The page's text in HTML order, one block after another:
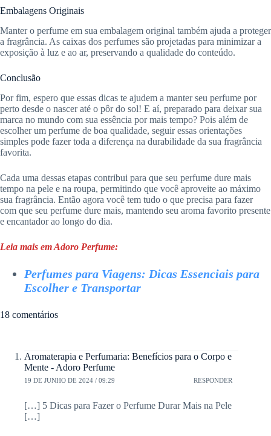
Embalagens Originais
Manter o perfume em sua embalagem original também ajuda a proteger
a fragrância. As caixas dos perfumes são projetadas para minimizar a
exposição à luz e ao ar, preservando a qualidade do conteúdo.
Conclusão
Por fim, espero que essas dicas te ajudem a manter seu perfume por
perto desde o nascer até o pôr do sol! E aí, preparado para deixar sua
marca no mundo com sua essência por mais tempo? Pois além de
escolher um perfume de boa qualidade, seguir essas orientações
simples pode fazer toda a diferença na durabilidade da sua fragrância
favorita.
Cada uma dessas etapas contribui para que seu perfume dure mais
tempo na pele e na roupa, permitindo que você aproveite ao máximo
sua fragrância. Então agora você tem tudo o que precisa para fazer
com que seu perfume dure mais, mantendo seu aroma favorito presente
e encantador ao longo do dia.
Leia mais em Adoro Perfume:
Perfumes para Viagens: Dicas Essenciais para
Escolher e Transportar
18 comentários
Aromaterapia e Perfumaria: Benefícios para o Corpo e
Mente - Adoro Perfume
19 DE JUNHO DE 2024 / 09:29 RESPONDER
[…] 5 Dicas para Fazer o Perfume Durar Mais na Pele
[…]